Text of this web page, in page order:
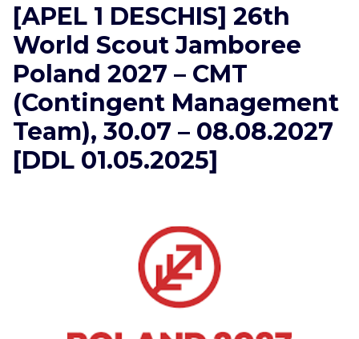
[APEL 1 DESCHIS] 26th
World Scout Jamboree
Poland 2027 – CMT
(Contingent Management
Team), 30.07 – 08.08.2027
[DDL 01.05.2025]